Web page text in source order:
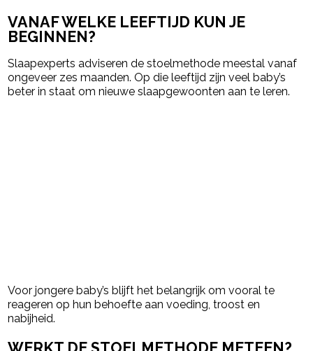
VANAF WELKE LEEFTIJD KUN JE
BEGINNEN?
Slaapexperts adviseren de stoelmethode meestal vanaf
ongeveer zes maanden. Op die leeftijd zijn veel baby’s
beter in staat om nieuwe slaapgewoonten aan te leren.
Voor jongere baby’s blijft het belangrijk om vooral te
reageren op hun behoefte aan voeding, troost en
nabijheid.